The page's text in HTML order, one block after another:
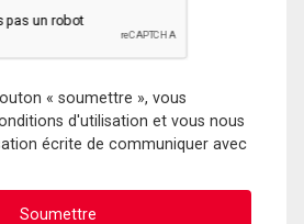
« soumettre », vous
d'utilisation et vous nous
écrite de communiquer avec